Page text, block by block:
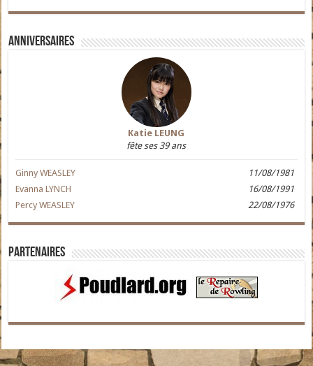
Anniversaires
Katie LEUNG
fête ses 39 ans
Ginny WEASLEY
11/08/1981
Evanna LYNCH
16/08/1991
Percy WEASLEY
22/08/1976
Partenaires